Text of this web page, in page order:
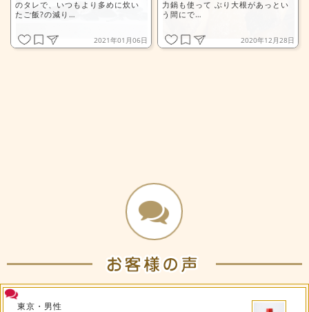
のタレで、いつもより多めに炊い
たご飯?の減り…
2021年01月06日
力鍋も使って ぶり大根があっとい
う間にで…
2020年12月28日
東京・男性